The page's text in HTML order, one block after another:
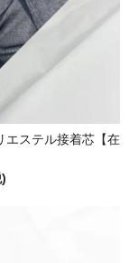
エステル接着芯【在